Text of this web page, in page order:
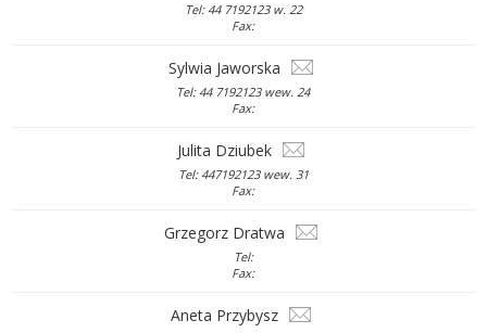
Tel: 44 7192123 w. 22
Fax:
Sylwia Jaworska
Tel: 44 7192123 wew. 24
Fax:
Julita Dziubek
Tel: 447192123 wew. 31
Fax:
Grzegorz Dratwa
Tel:
Fax:
Aneta Przybysz